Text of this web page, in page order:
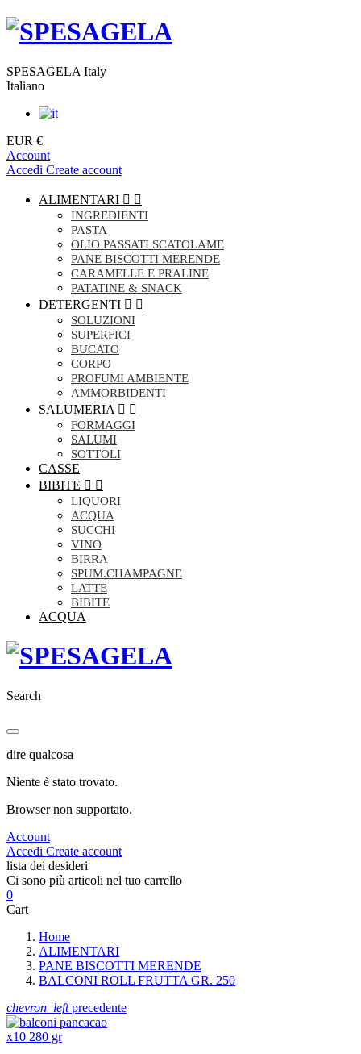
SPESAGELA Italy
Italiano
EUR €
Account
Accedi Create account
ALIMENTARI  
INGREDIENTI
PASTA
OLIO PASSATI SCATOLAME
PANE BISCOTTI MERENDE
CARAMELLE E PRALINE
PATATINE & SNACK
DETERGENTI  
SOLUZIONI
SUPERFICI
BUCATO
CORPO
PROFUMI AMBIENTE
AMMORBIDENTI
SALUMERIA  
FORMAGGI
SALUMI
SOTTOLI
CASSE
BIBITE  
LIQUORI
ACQUA
SUCCHI
VINO
BIRRA
SPUM.CHAMPAGNE
LATTE
BIBITE
ACQUA
Search
dire qualcosa
Niente è stato trovato.
Browser non supportato.
Account
Accedi Create account
lista dei desideri
Ci sono più articoli nel tuo carrello
0
Cart
Home
ALIMENTARI
PANE BISCOTTI MERENDE
BALCONI ROLL FRUTTA GR. 250
chevron_leftprecedente